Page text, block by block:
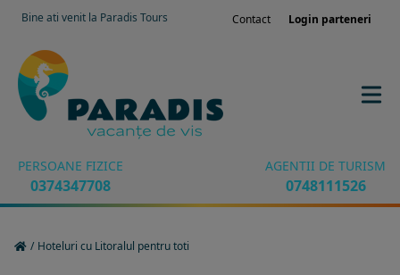
Bine ati venit la Paradis Tours Contact Login parteneri
PERSOANE FIZICE
0374347708
AGENTII DE TURISM
0748111526
/ Hoteluri cu Litoralul pentru toti